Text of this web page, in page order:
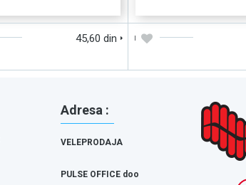
45,60 din
Adresa :
VELEPRODAJA
PULSE OFFICE doo